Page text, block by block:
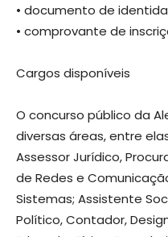
• documento de
• comprovante de
Cargos disponíveis
O concurso público da
diversas áreas, entre
Assessor Jurídico,
de Redes e
Sistemas; Assistente
Político, Contador,